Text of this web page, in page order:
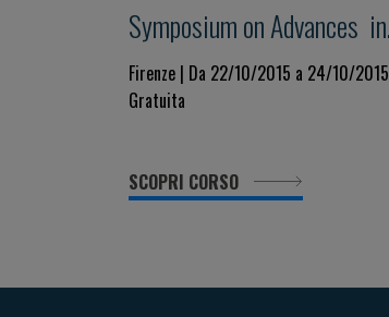
Symposium on Advances in
Cardiomyopathies
Firenze | Da 22/10/2015 a 24/10/2015
Gratuita
SCOPRI CORSO